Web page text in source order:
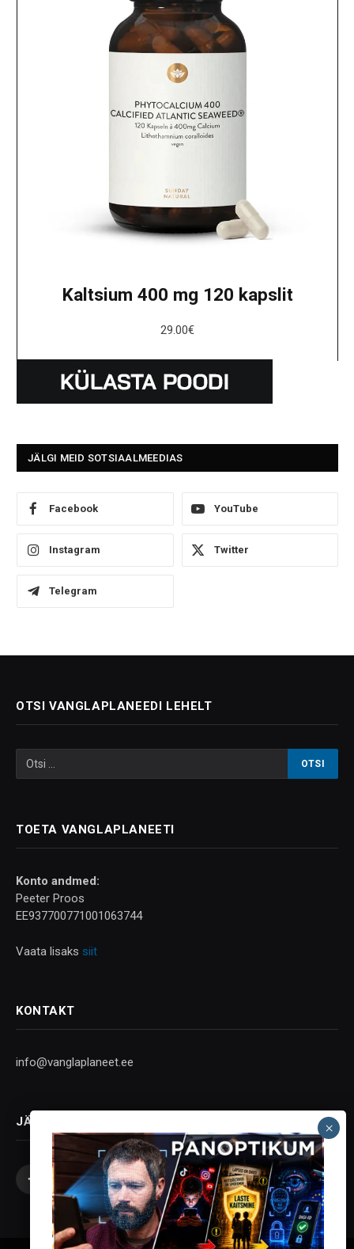
Kaltsium 400 mg 120 kapslit
29.00€
JÄLGI MEID SOTSIAALMEEDIAS
Facebook YouTube
Instagram Twitter
Telegram
OTSI VANGLAPLANEEDI LEHELT
TOETA VANGLAPLANEETI
Konto andmed:
Peeter Proos
EE937700771001063744
Vaata lisaks siit
KONTAKT
info@vanglaplaneet.ee
JÄLGI SOTSIAALMEEDIAS
Facebook
X
(Twitter)
InstagramYouTubeTelegram